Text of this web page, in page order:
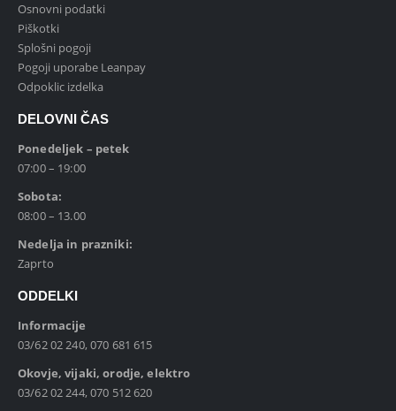
Osnovni podatki
Piškotki
Splošni pogoji
Pogoji uporabe Leanpay
Odpoklic izdelka
DELOVNI ČAS
Ponedeljek – petek
07:00 – 19:00
Sobota:
08:00 – 13.00
Nedelja in prazniki:
Zaprto
ODDELKI
Informacije
03/62 02 240, 070 681 615
Okovje, vijaki, orodje, elektro
03/62 02 244, 070 512 620